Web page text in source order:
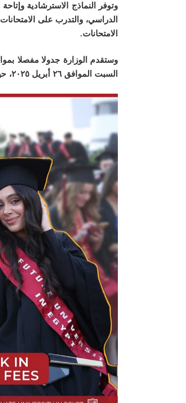
الدراسي، والتدرب على
الامتحانات.
السبت الموافق ٢٦ أبريل ٢٠٢٥، حيث سيتم إتاحة نماذج مادة واحدة يوميا.